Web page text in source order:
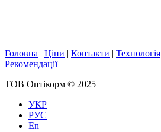
Головна | Ціни | Контакти | Технологія
Рекомендації
ТОВ Оптікорм © 2025
УКР
РУС
En